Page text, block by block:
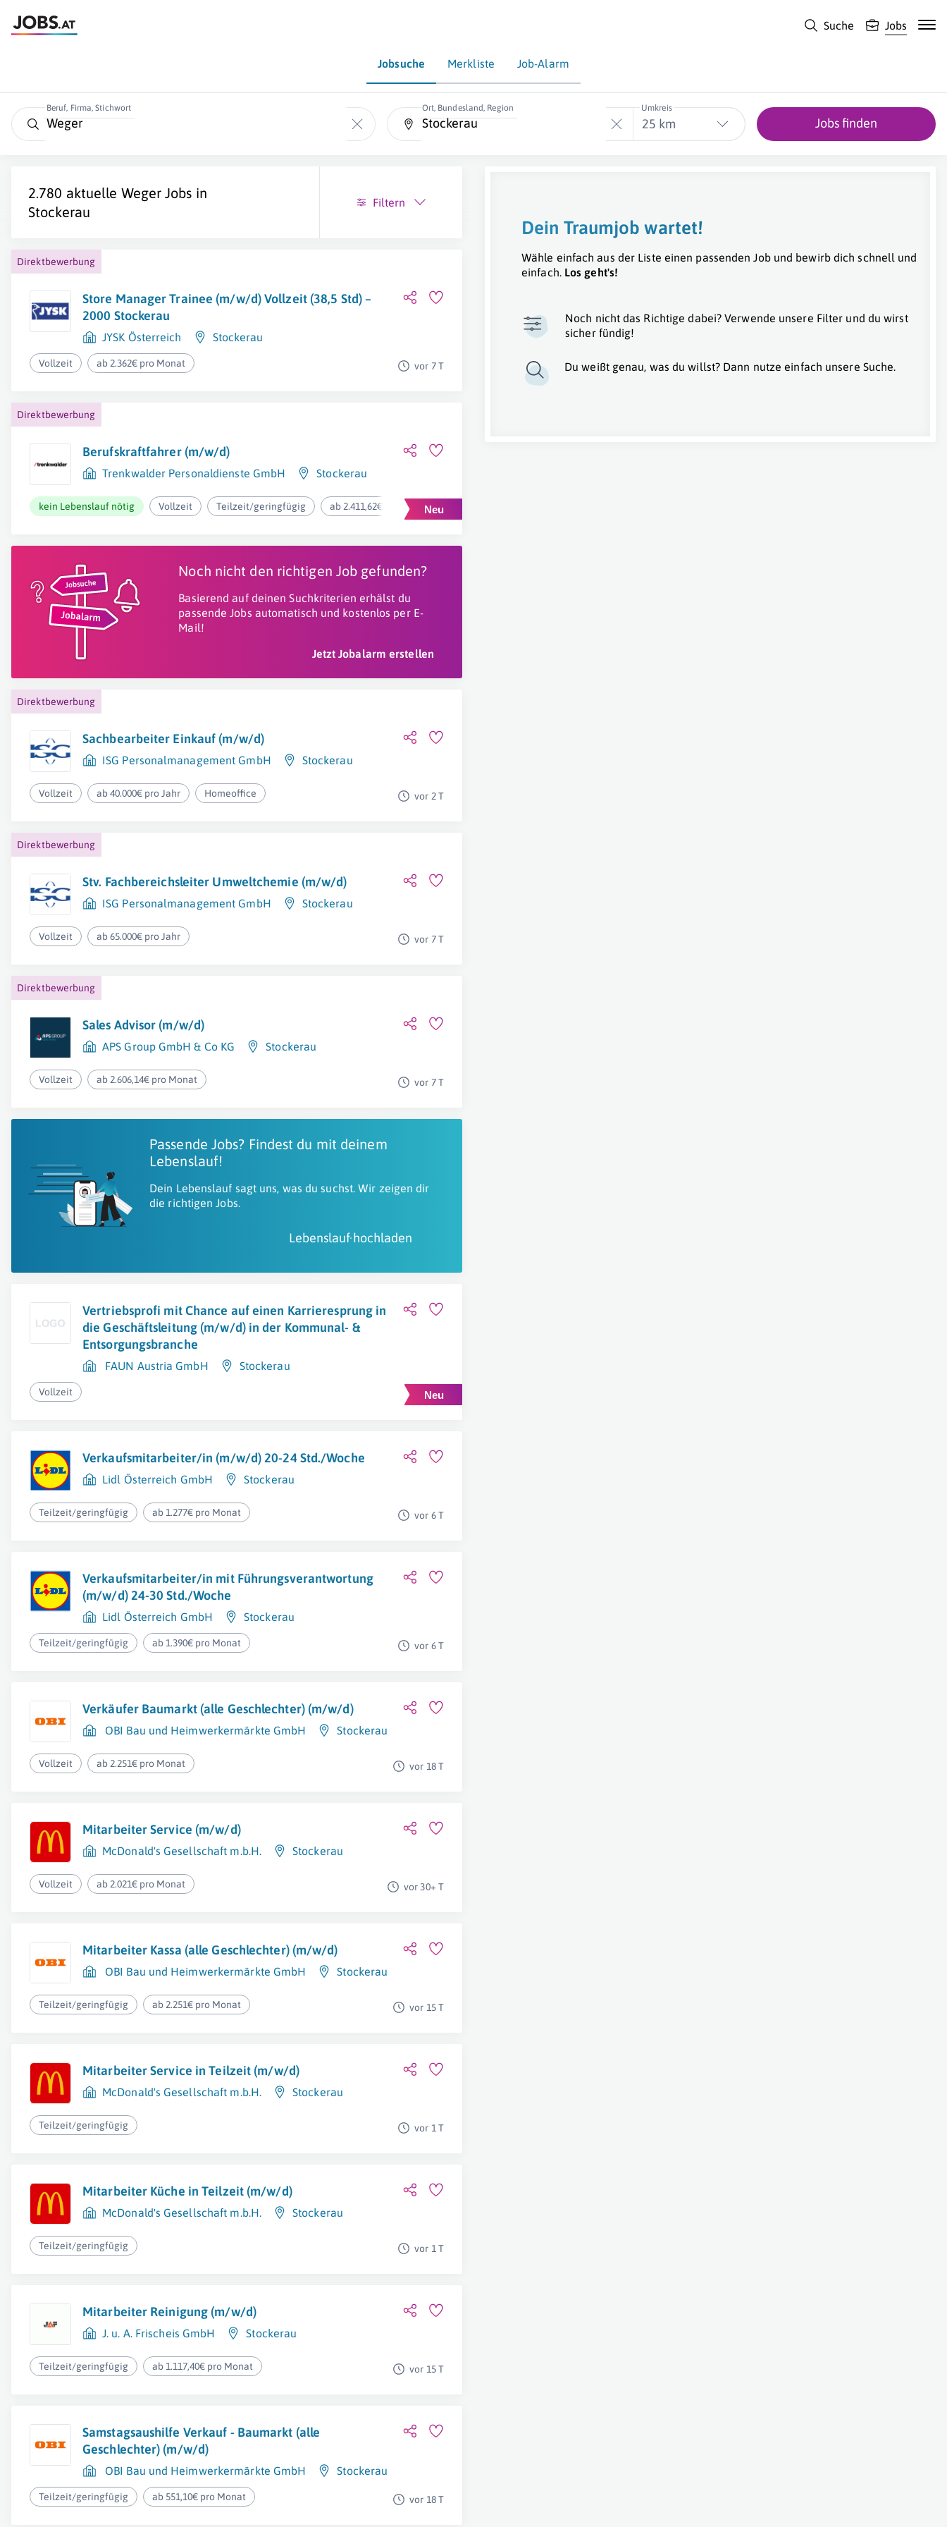
Suche Jobs
Jobsuche Merkliste Job-Alarm
Beruf, Firma, Stichwort Ort, Bundesland, Region Umkreis
25 km Jobs finden
2.780 aktuelle Weger Jobs in
Stockerau
Filtern
Direktbewerbung
Store Manager Trainee (m/w/d) Vollzeit (38,5 Std) –
2000 Stockerau
JYSK Österreich Stockerau
Vollzeit ab 2.362€ pro Monat vor 7 T
Direktbewerbung
Berufskraftfahrer (m/w/d)
Trenkwalder Personaldienste GmbH Stockerau
kein Lebenslauf nötig Vollzeit Teilzeit/geringfügig ab 2.411,62€ pro Monat
Noch nicht den richtigen Job gefunden?
Basierend auf deinen Suchkriterien erhälst du
passende Jobs automatisch und kostenlos per E-
Mail!
Jetzt Jobalarm erstellen
Direktbewerbung
Sachbearbeiter Einkauf (m/w/d)
ISG Personalmanagement GmbH Stockerau
Vollzeit ab 40.000€ pro Jahr Homeoffice vor 2 T
Direktbewerbung
Stv. Fachbereichsleiter Umweltchemie (m/w/d)
ISG Personalmanagement GmbH Stockerau
Vollzeit ab 65.000€ pro Jahr vor 7 T
Direktbewerbung
Sales Advisor (m/w/d)
APS Group GmbH & Co KG Stockerau
Vollzeit ab 2.606,14€ pro Monat vor 7 T
Passende Jobs? Findest du mit deinem
Lebenslauf!
Dein Lebenslauf sagt uns, was du suchst. Wir zeigen dir
die richtigen Jobs.
Lebenslauf hochladen
Vertriebsprofi mit Chance auf einen Karrieresprung in
die Geschäftsleitung (m/w/d) in der Kommunal- &
Entsorgungsbranche
FAUN Austria GmbH Stockerau
Vollzeit
Verkaufsmitarbeiter/in (m/w/d) 20-24 Std./Woche
Lidl Österreich GmbH Stockerau
Teilzeit/geringfügig ab 1.277€ pro Monat vor 6 T
Verkaufsmitarbeiter/in mit Führungsverantwortung
(m/w/d) 24-30 Std./Woche
Lidl Österreich GmbH Stockerau
Teilzeit/geringfügig ab 1.390€ pro Monat vor 6 T
Verkäufer Baumarkt (alle Geschlechter) (m/w/d)
OBI Bau und Heimwerkermärkte GmbH Stockerau
Vollzeit ab 2.251€ pro Monat vor 18 T
Mitarbeiter Service (m/w/d)
McDonald's Gesellschaft m.b.H. Stockerau
Vollzeit ab 2.021€ pro Monat vor 30+ T
Mitarbeiter Kassa (alle Geschlechter) (m/w/d)
OBI Bau und Heimwerkermärkte GmbH Stockerau
Teilzeit/geringfügig ab 2.251€ pro Monat vor 15 T
Mitarbeiter Service in Teilzeit (m/w/d)
McDonald's Gesellschaft m.b.H. Stockerau
Teilzeit/geringfügig vor 1 T
Mitarbeiter Küche in Teilzeit (m/w/d)
McDonald's Gesellschaft m.b.H. Stockerau
Teilzeit/geringfügig vor 1 T
Mitarbeiter Reinigung (m/w/d)
J. u. A. Frischeis GmbH Stockerau
Teilzeit/geringfügig ab 1.117,40€ pro Monat vor 15 T
Samstagsaushilfe Verkauf - Baumarkt (alle
Geschlechter) (m/w/d)
OBI Bau und Heimwerkermärkte GmbH Stockerau
Teilzeit/geringfügig ab 551,10€ pro Monat vor 18 T
Dein Traumjob wartet!
Wähle einfach aus der Liste einen passenden Job und bewirb dich schnell und
einfach. Los geht's!
Noch nicht das Richtige dabei? Verwende unsere Filter und du wirst
sicher fündig!
Du weißt genau, was du willst? Dann nutze einfach unsere Suche.